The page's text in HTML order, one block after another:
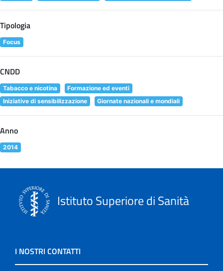
Tipologia
Focus
CNDD
Tabacco e nicotina
Formazione ed eventi
Iniziative di sensibilizzazione
Giornate nazionali e mondiali
Anno
2014
Istituto Superiore di Sanità
I NOSTRI CONTATTI